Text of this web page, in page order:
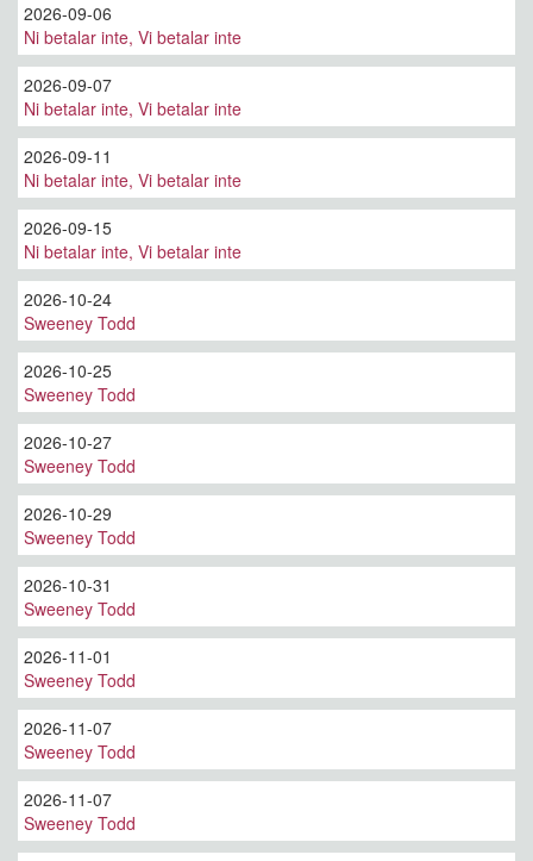
2026-09-06
Ni betalar inte, Vi betalar inte
2026-09-07
Ni betalar inte, Vi betalar inte
2026-09-11
Ni betalar inte, Vi betalar inte
2026-09-15
Ni betalar inte, Vi betalar inte
2026-10-24
Sweeney Todd
2026-10-25
Sweeney Todd
2026-10-27
Sweeney Todd
2026-10-29
Sweeney Todd
2026-10-31
Sweeney Todd
2026-11-01
Sweeney Todd
2026-11-07
Sweeney Todd
2026-11-07
Sweeney Todd